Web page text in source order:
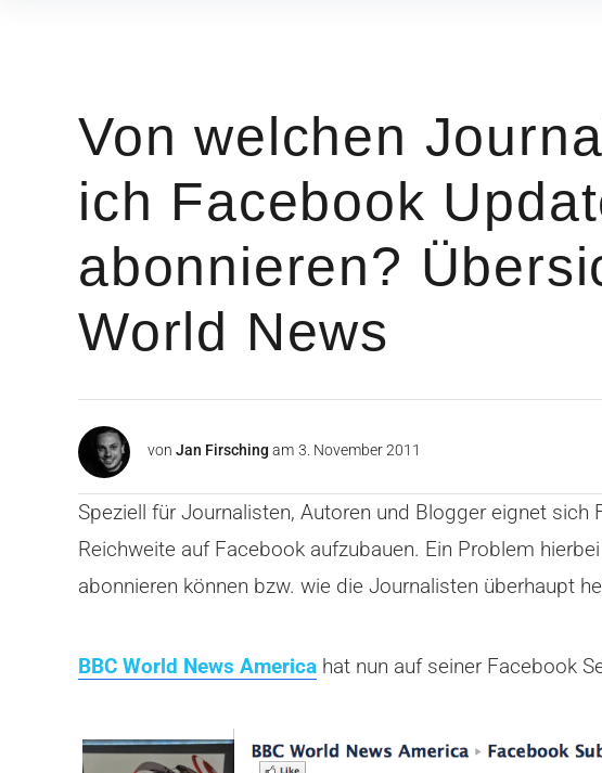
Von welchen
ich Facebook
abonnieren?
World News
von Jan Firsching am 3. November 2011
Speziell für Journalisten, Autoren und Blogger eignet
Reichweite auf Facebook aufzubauen. Ein Problem
abonnieren können bzw. wie die Journalisten überhaupt
BBC World News America hat nun auf seiner Facebook